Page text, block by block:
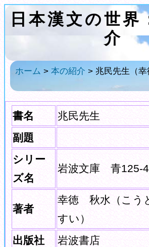
日本漢文の世界
介
書名
兆民先生
副題
シリー
ズ名
岩波文庫 青125-4
著者
幸徳 秋水（こう
すい）
出版社
岩波書店
ホーム > 本の紹介 > 兆民先生（幸